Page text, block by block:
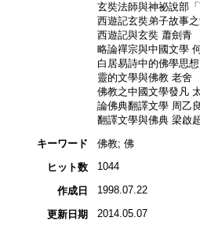
玄奘法師與神祕說部
西遊記玄奘弟子故事
西遊記與玄奘 蕭劍青
略論禪宗與中國文學
白居易詩中的佛學思
靈的文學與佛教 老舍
佛教之中國文學發凡
論佛典翻譯文學 周乙
翻譯文學與佛典 梁啟
キーワード
佛教; 佛
ヒット数
1044
作成日 1998.07.22
更新日期 2014.05.07